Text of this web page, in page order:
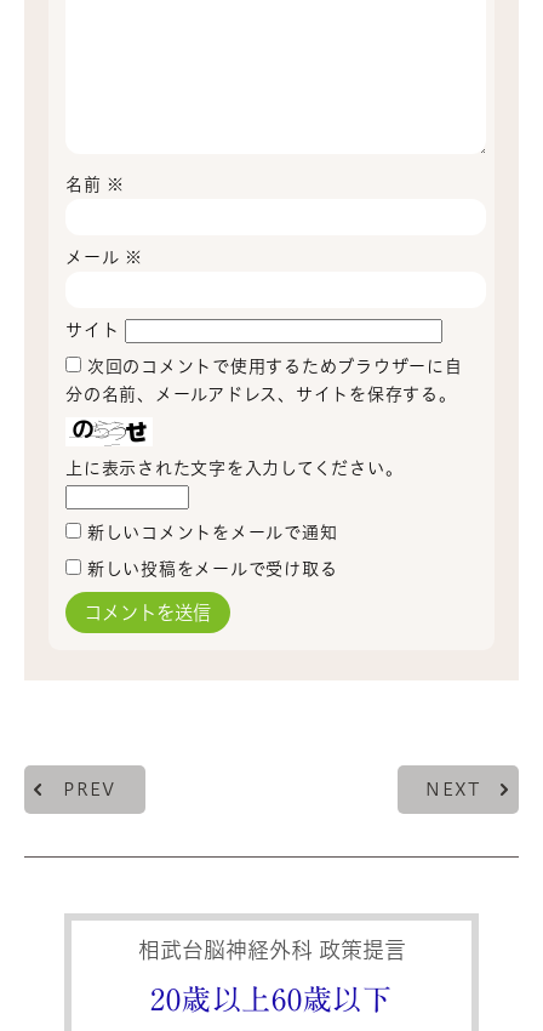
名前 ※
メール ※
サイト
次回のコメントで使用するためブラウザーに自
分の名前、メールアドレス、サイトを保存する。
上に表示された文字を入力してください。
新しいコメントをメールで通知
新しい投稿をメールで受け取る
PREV NEXT
相武台脳神経外科 政策提言
20歳以上60歳以下